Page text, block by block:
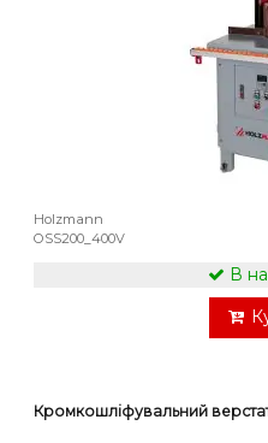
Holzmann
OSS200_400V
В
Кромкошліфувальний